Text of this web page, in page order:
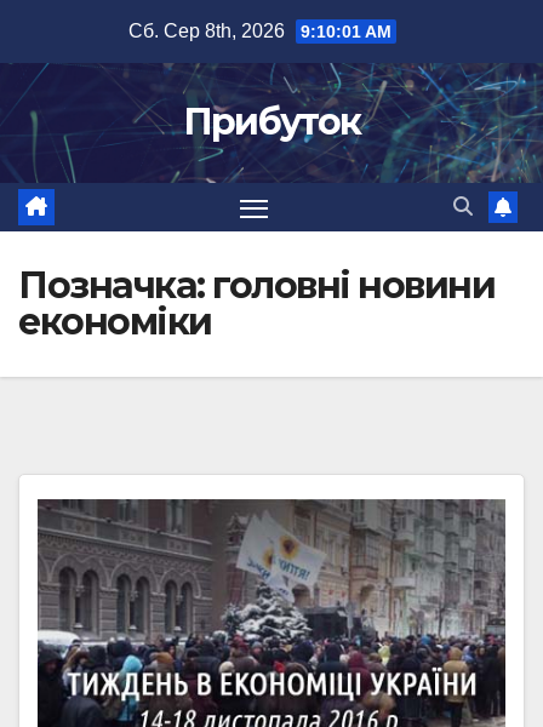
вмісту
Сб. Сер 8th, 2026 9:10:02 AM
Прибуток
Позначка: головні новини
економіки